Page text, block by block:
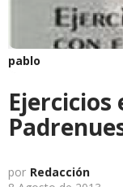
pablo
por Redacción